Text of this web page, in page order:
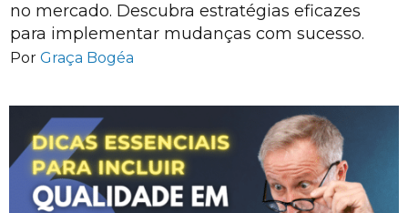
no mercado. Descubra estratégias eficazes
para implementar mudanças com sucesso.
Por Graça Bogéa